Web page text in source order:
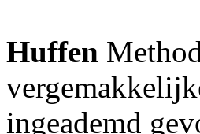
Huffen
ingeademd